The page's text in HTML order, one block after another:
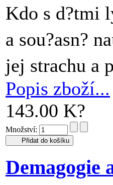
Kdo s
a sou?asn?
jej strachu a
Popis zboží...
143.00 K?
Množství:
Demagogie